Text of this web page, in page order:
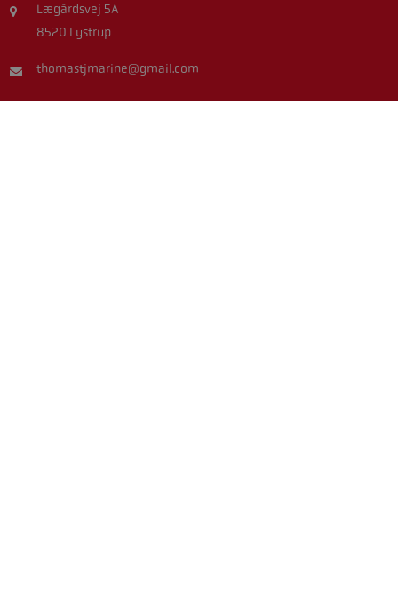
Lægårdsvej 5A
8520 Lystrup
thomastjmarine@gmail.com
40216407